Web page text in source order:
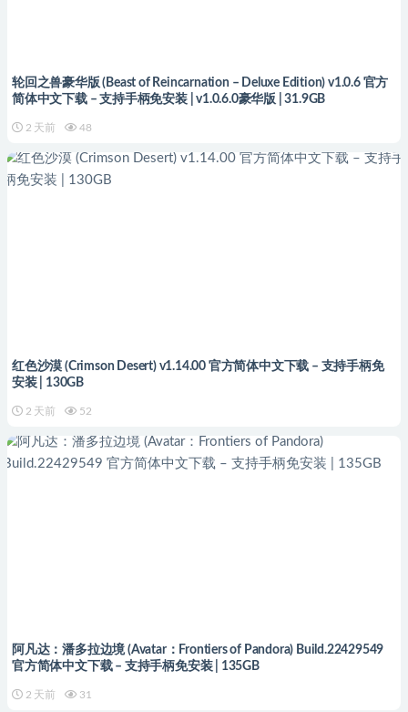
轮回之兽豪华版 (Beast of Reincarnation – Deluxe Edition) v1.0.6 官方
简体中文下载 – 支持手柄免安装 | v1.0.6.0豪华版 | 31.9GB
2 天前 48
红色沙漠 (Crimson Desert) v1.14.00 官方简体中文下载 – 支持手柄免
安装 | 130GB
2 天前 52
阿凡达：潘多拉边境 (Avatar：Frontiers of Pandora) Build.22429549
官方简体中文下载 – 支持手柄免安装 | 135GB
2 天前 31